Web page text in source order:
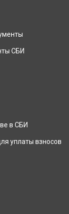
СБИ
в СБИ
уплаты взносов